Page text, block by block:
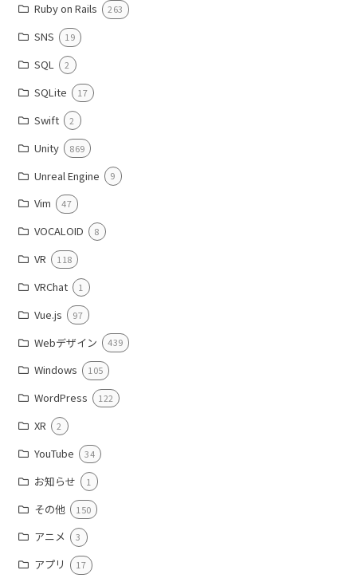
Ruby on Rails 263
SNS 19
SQL 2
SQLite 17
Swift 2
Unity 869
Unreal Engine 9
Vim 47
VOCALOID 8
VR 118
VRChat 1
Vue.js 97
Webデザイン 439
Windows 105
WordPress 122
XR 2
YouTube 34
お知らせ 1
その他 150
アニメ 3
アプリ 17